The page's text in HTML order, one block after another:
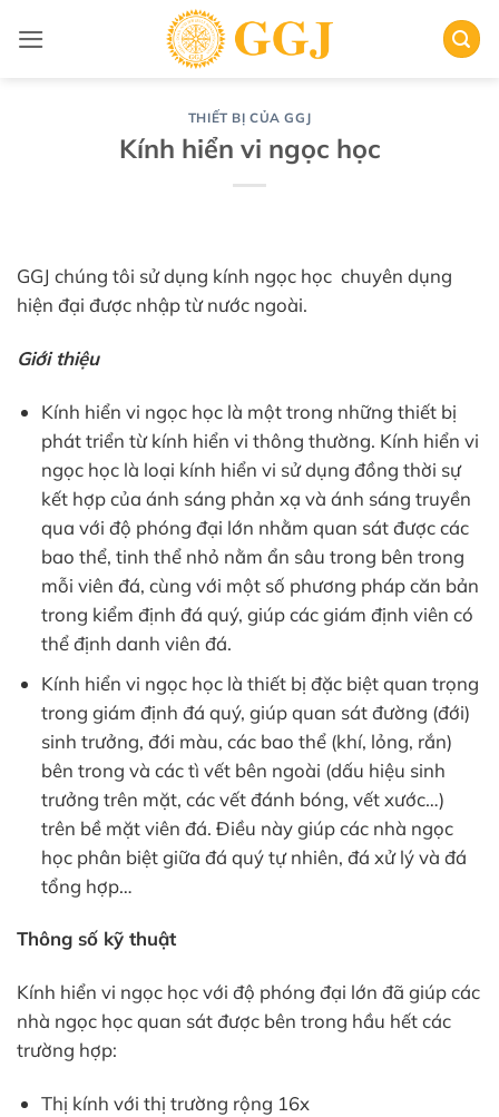
qua
THIẾT BỊ CỦA GGJ
Kính hiển vi ngọc học
GGJ chúng tôi sử dụng kính ngọc học chuyên dụng
hiện đại được nhập từ nước ngoài.
Giới thiệu
Kính hiển vi ngọc học là một trong những thiết bị
phát triển từ kính hiển vi thông thường. Kính hiển vi
ngọc học là loại kính hiển vi sử dụng đồng thời sự
kết hợp của ánh sáng phản xạ và ánh sáng truyền
qua với độ phóng đại lớn nhằm quan sát được các
bao thể, tinh thể nhỏ nằm ẩn sâu trong bên trong
mỗi viên đá, cùng với một số phương pháp căn bản
trong kiểm định đá quý, giúp các giám định viên có
thể định danh viên đá.
Kính hiển vi ngọc học là thiết bị đặc biệt quan trọng
trong giám định đá quý, giúp quan sát đường (đới)
sinh trưởng, đới màu, các bao thể (khí, lỏng, rắn)
bên trong và các tì vết bên ngoài (dấu hiệu sinh
trưởng trên mặt, các vết đánh bóng, vết xước…)
trên bề mặt viên đá. Điều này giúp các nhà ngọc
học phân biệt giữa đá quý tự nhiên, đá xử lý và đá
tổng hợp…
Thông số kỹ thuật
Kính hiển vi ngọc học với độ phóng đại lớn đã giúp các
nhà ngọc học quan sát được bên trong hầu hết các
trường hợp:
Thị kính với thị trường rộng 16x